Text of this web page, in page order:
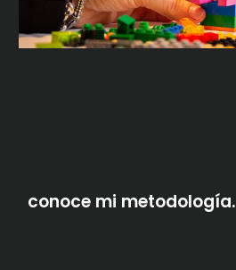
conoce mi metodología.